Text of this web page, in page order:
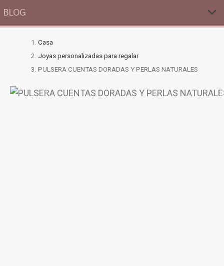
BLOG
Casa
Joyas personalizadas para regalar
PULSERA CUENTAS DORADAS Y PERLAS NATURALES